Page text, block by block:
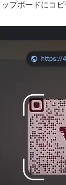
プボードにコピ